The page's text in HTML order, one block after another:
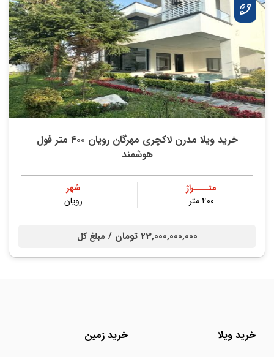
خرید ویلا مدرن لاکچری مهرگان رویان ۴۰۰ متر فول
هوشمند
متــــراژ
۴۰۰ متر
شهر
رویان
23,000,000,000 تومان / مبلغ کل
خرید ویلا خرید زمین